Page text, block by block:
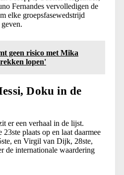
Fernandes vervolledigen de
elke groepsfasewedstrijd
geen risico met Mika
lopen'
Doku in de
er een verhaal in de lijst.
plaats op en laat daarmee
en Virgil van Dijk, 28ste,
de internationale waardering